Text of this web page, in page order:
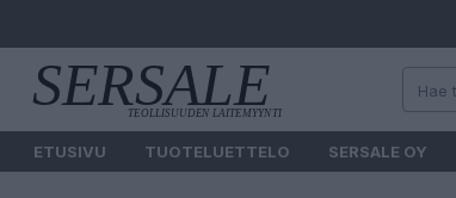
ETUSIVU TUOTELUETTELO SERSALE OY